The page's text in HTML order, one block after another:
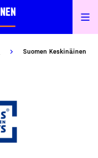
Suomen Keskinäinen